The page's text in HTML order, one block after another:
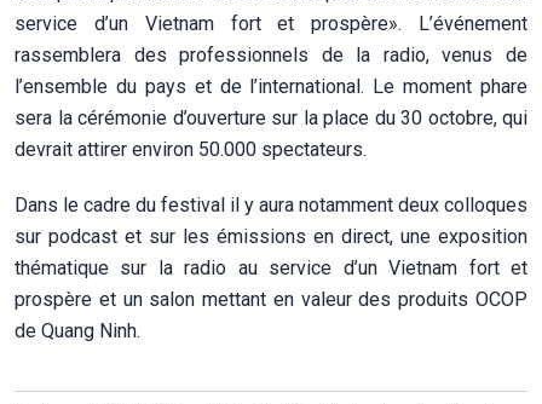
service d’un Vietnam fort et prospère». L’événement
rassemblera des professionnels de la radio, venus de
l’ensemble du pays et de l’international. Le moment phare
sera la cérémonie d’ouverture sur la place du 30 octobre, qui
devrait attirer environ 50.000 spectateurs.
Dans le cadre du festival il y aura notamment deux colloques
sur podcast et sur les émissions en direct, une exposition
thématique sur la radio au service d’un Vietnam fort et
prospère et un salon mettant en valeur des produits OCOP
de Quang Ninh.